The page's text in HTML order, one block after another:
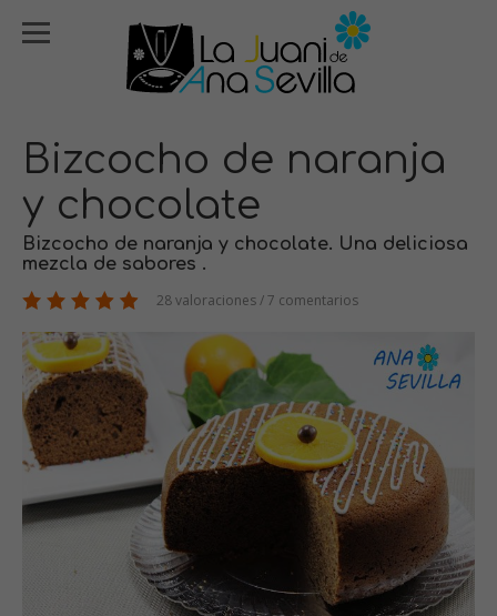
Bizcocho de naranja
y chocolate
Bizcocho de naranja y chocolate. Una deliciosa
mezcla de sabores .
28 valoraciones / 7 comentarios